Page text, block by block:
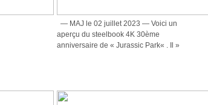
— MAJ le 02 juillet 2023 — Voici un
aperçu du steelbook 4K 30ème
anniversaire de « Jurassic Park« . Il »